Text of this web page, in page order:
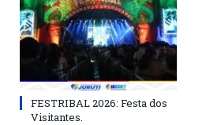
FESTRIBAL 2026: Festa dos
Visitantes.